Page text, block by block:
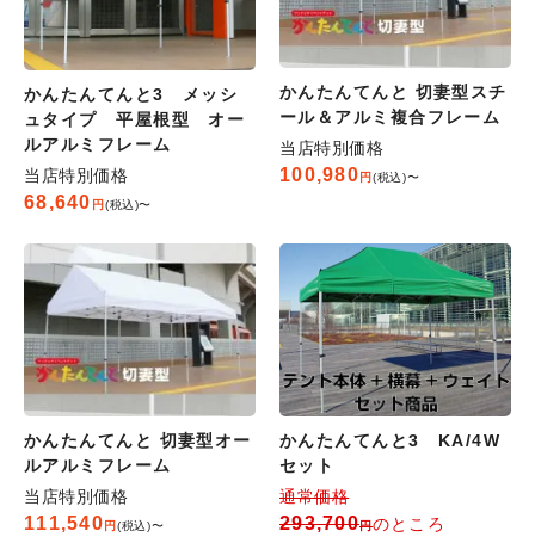
かんたんてんと3 メッシ
ュタイプ 平屋根型 オー
ルアルミフレーム
当店特別価格
68,640 税込 〜
かんたんてんと 切妻型スチ
ール＆アルミ複合フレーム
当店特別価格
100,980 税込 〜
かんたんてんと 切妻型オー
ルアルミフレーム
当店特別価格
111,540 税込 〜
かんたんてんと3 KA/4W
セット
通常価格
293,700
のところ